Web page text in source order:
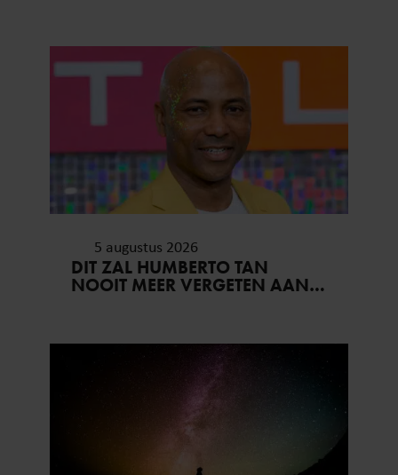
5 augustus 2026
DIT ZAL HUMBERTO TAN
NOOIT MEER VERGETEN AAN